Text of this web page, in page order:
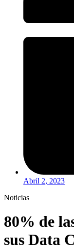
Abril 2, 2023
Noticias
80% de
sus Data